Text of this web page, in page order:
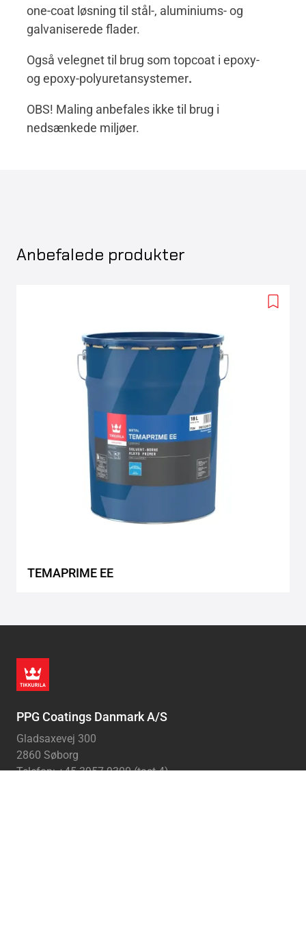
one-coat løsning til stål-, aluminiums- og
galvaniserede flader.
Også velegnet til brug som topcoat i epoxy-
og epoxy-polyuretansystemer.
OBS! Maling anbefales ikke til brug i
nedsænkede miljøer.
Anbefalede produkter
Add
TEMAPRIME EE
PPG Coatings Danmark A/S
Gladsaxevej 300
2860 Søborg
Telefon: +45 3957 9300 (tast 4)